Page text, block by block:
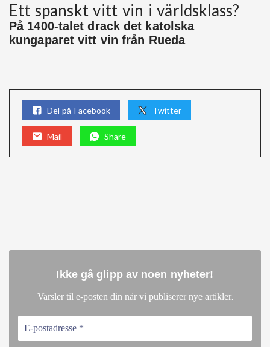
Ett spanskt vitt vin i världsklass?
På 1400-talet drack det katolska
kungaparet vitt vin från Rueda
Del på Facebook Twitter
Mail Share
Ikke gå glipp av noen nyheter!
Varsler til e-posten din når vi publiserer nye artikler.